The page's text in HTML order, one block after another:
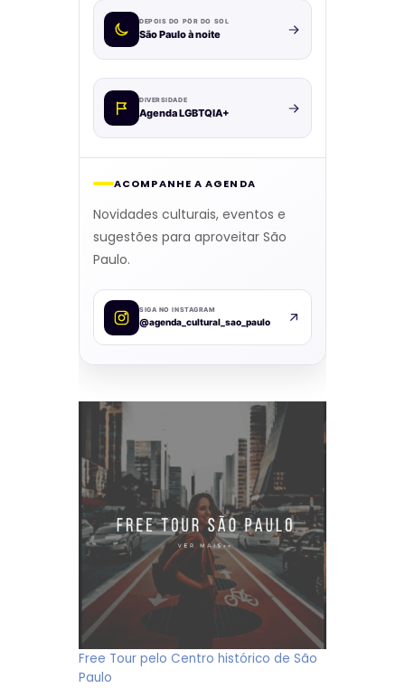
DEPOIS DO PÔR DO SOL
São Paulo à noite
DIVERSIDADE
Agenda LGBTQIA+
ACOMPANHE A AGENDA
Novidades culturais, eventos e
sugestões para aproveitar São
Paulo.
SIGA NO INSTAGRAM
@agenda_cultural_sao_paulo
Free Tour pelo Centro histórico de São
Paulo